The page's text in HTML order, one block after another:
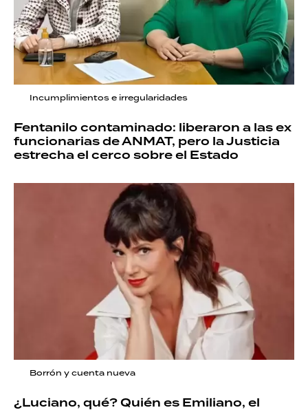
Incumplimientos e irregularidades
Fentanilo contaminado: liberaron a las ex
funcionarias de ANMAT, pero la Justicia
estrecha el cerco sobre el Estado
Borrón y cuenta nueva
¿Luciano, qué? Quién es Emiliano, el